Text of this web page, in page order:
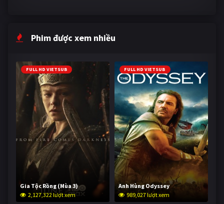
Phim được xem nhiều
FULL HD VIETSUB
Gia Tộc Rồng (Mùa 3)
2,127,322 lượt xem
FULL HD VIETSUB
Anh Hùng Odyssey
989,027 lượt xem